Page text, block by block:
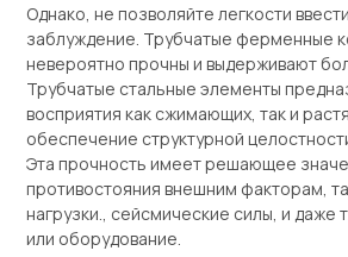
Однако, не позволяйте легкости
заблуждение. Трубчатые ферменные
невероятно прочны и выдерживают
Трубчатые стальные элементы
восприятия как сжимающих, так и
обеспечение структурной
Эта прочность имеет решающее
противостояния внешним факторам,
нагрузки., сейсмические силы, и даже
или оборудование.